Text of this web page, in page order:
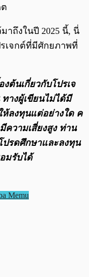
าถึงในปี 2025 นี้, นี่
เจกต์ที่มีศักยภาพที่
ต้นเกี่ยวกับโปรเจ
างผู้เขียนไม่ได้มี
ห้ลงทุนแต่อย่างใด ค
ความเสี่ยงสูง ท่าน
ปรดศึกษาและลงทุน
มรับได้
Memu